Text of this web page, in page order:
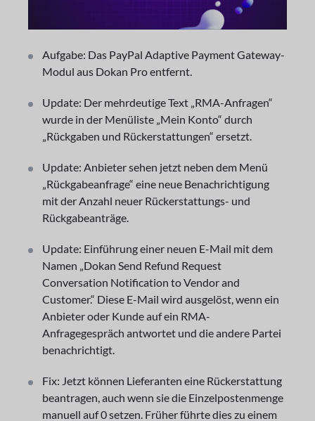
Aufgabe: Das PayPal Adaptive Payment Gateway-
Modul aus Dokan Pro entfernt.
Update: Der mehrdeutige Text „RMA-Anfragen“
wurde in der Menüliste „Mein Konto“ durch
„Rückgaben und Rückerstattungen“ ersetzt.
Update: Anbieter sehen jetzt neben dem Menü
„Rückgabeanfrage“ eine neue Benachrichtigung
mit der Anzahl neuer Rückerstattungs- und
Rückgabeanträge.
Update: Einführung einer neuen E-Mail mit dem
Namen „Dokan Send Refund Request
Conversation Notification to Vendor and
Customer.“ Diese E-Mail wird ausgelöst, wenn ein
Anbieter oder Kunde auf ein RMA-
Anfragegespräch antwortet und die andere Partei
benachrichtigt.
Fix: Jetzt können Lieferanten eine Rückerstattung
beantragen, auch wenn sie die Einzelpostenmenge
manuell auf 0 setzen. Früher führte dies zu einem